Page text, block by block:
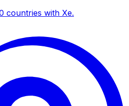
countries with Xe.